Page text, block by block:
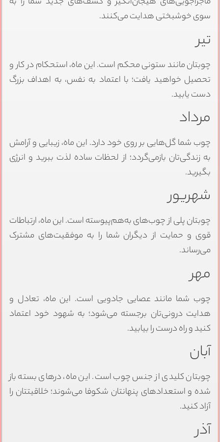
سوی خوشبختی هدایت می‌کنند.
تیر
چوبتان مانند ستونی محکم است. این ماه، استحکام در کار و
تحصیل خواهید یافت؛ با اعتماد به نفس، به اهداف بزرگ
دست یابید.
مرداد
چوب شما گل‌هایی بر روی خود دارد. این ماه، زیبایی و آرامش
به زندگی‌تان بازمی‌گردد؛ از لحظات ساده لذت ببرید و انرژی
بگیرید.
شهریور
چوبتان پلی از چوب‌های به‌هم‌پیوسته است. این ماه، ارتباطات
قوی و حمایت از دیگران شما را به موفقیت‌های مشترک
می‌رساند.
مهر
چوب شما مانند عصایی جادویی است. این ماه، تعادل و
هدایت درونی‌تان برجسته می‌شود؛ به شهود خود اعتماد
کنید و راه درست را بیابید.
آبان
چوبتان کلیدی از جنس چوب است. این ماه، درهای بسته باز
شده و استعدادهای پنهانتان شکوفا می‌شوند؛ خلاقیتتان را
آزاد کنید.
آذر